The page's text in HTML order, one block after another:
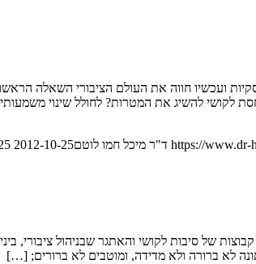
ועכשיו חווה את העולם הציבורי השאלה
לקושי להשיג את המטרות? לחולל שינוי
https://www.dr- ד"ר מיכל חמו לוטם2012-10-25 11:24:39
במאמר קודם טוענת ד”ר מיכל חמו לוטם כי ניהול ציבורי קשה פי שלושה ומביאה 5
לא ברורה ולא מדידה, ומוטבים לא ברורים; […]